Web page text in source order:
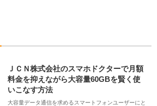
ＪＣＮ株式会社のスマホドクターで月額
料金を抑えながら大容量60GBを賢く使
いこなす方法
大容量データ通信を求めるスマートフォンユーザーにと